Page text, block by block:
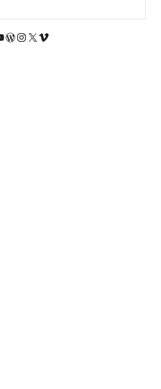
WordPress
Instagram
X Vimeo